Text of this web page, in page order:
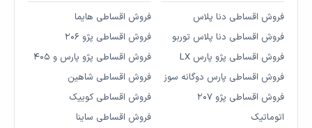
فروش اقساطی دنا پلاس
فروش اقساطی دنا پلاس توربو
فروش اقساطی پژو پارس LX
فروش اقساطی پارس دوگانه سوز
فروش اقساطی پژو ۲۰۷
اتوماتیک
فروش اقساطی هایما
فروش اقساطی پژو ۲۰۶
فروش اقساطی پژو پارس و ۴۰۵
فروش اقساطی شاهین
فروش اقساطی کوییک
فروش اقساطی ساینا